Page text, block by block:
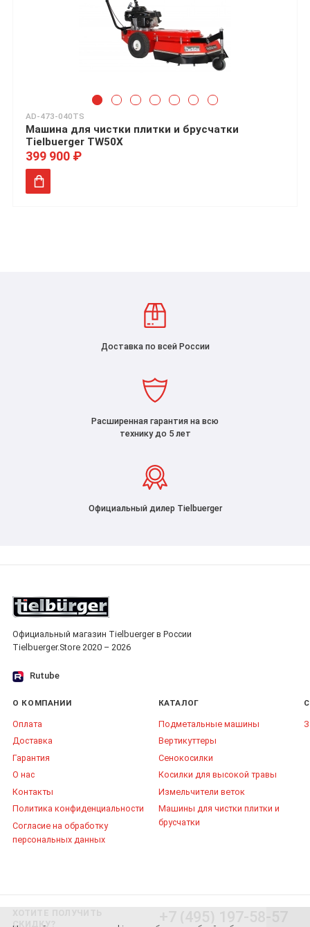
AD-473-040TS
Машина для чистки плитки и брусчатки
Tielbuerger TW50X
399 900 ₽
Доставка по всей России
Расширенная гарантия на всю
технику до 5 лет
Официальный дилер Tielbuerger
Официальный магазин Tielbuerger в России
Tielbuerger.Store 2020 – 2026
Rutube
О КОМПАНИИ
Оплата
Доставка
Гарантия
О нас
Контакты
Политика конфиденциальности
Согласие на обработку
персональных данных
КАТАЛОГ
Подметальные машины
Вертикуттеры
Сенокосилки
Косилки для высокой травы
Измельчители веток
Машины для чистки плитки и
брусчатки
СКИДКУ?